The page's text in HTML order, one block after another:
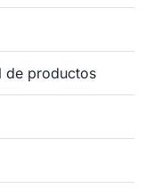
de productos